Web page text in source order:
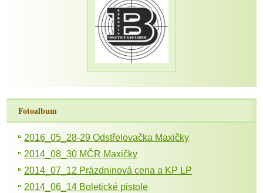
Fotoalbum
2016_05_28-29 Odstřelovačka Maxičky
2014_08_30 MČR Maxičky
2014_07_12 Prázdninová cena a KP LP
2014_06_14 Boletické pistole